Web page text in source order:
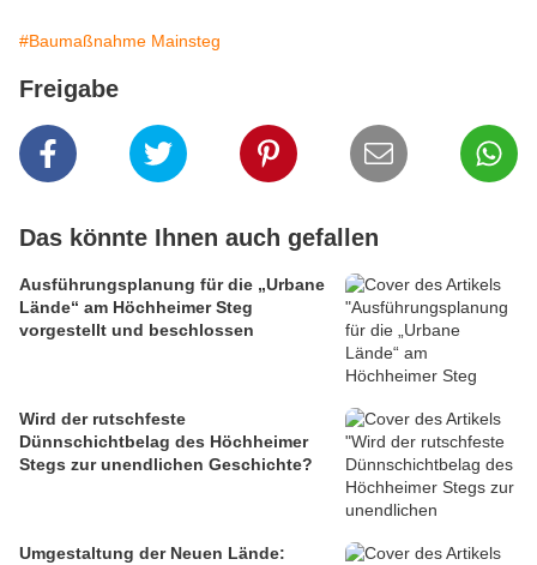
#Baumaßnahme Mainsteg
Freigabe
Das könnte Ihnen auch gefallen
Ausführungsplanung für die „Urbane
Lände“ am Höchheimer Steg
vorgestellt und beschlossen
Wird der rutschfeste
Dünnschichtbelag des Höchheimer
Stegs zur unendlichen Geschichte?
Umgestaltung der Neuen Lände: